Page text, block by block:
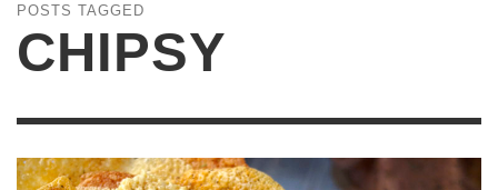
POSTS TAGGED
CHIPSY